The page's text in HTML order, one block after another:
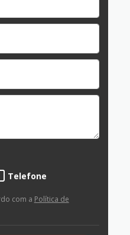
Telefone
com a Política de